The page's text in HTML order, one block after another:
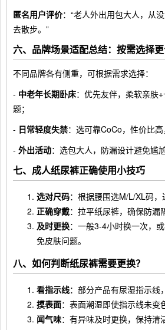
匿名用户评价：“老人外出用包大人，从
去散步。”
六、品牌场景适配总结：按需选择
不同品牌各有侧重，可根据需求选择：
- 中老年长期卧床：优先友伴，柔软亲肤
题；
- 日常轻度失禁：选可靠CoCo，性价比高
- 外出活动：选包大人，防漏设计避免尴尬
七、成人纸尿裤正确使用小技巧
选对尺码：根据腰围选M/L/XL码，
正确穿戴：拉平纸尿裤，确保防漏
及时更换：一般3-4小时换一次，
免皮肤问题。
八、如何判断纸尿裤需要更换？
看指示线：部分产品有尿湿指示线
摸表面：表面潮湿即使指示线未变
闻气味：有异味及时更换，保持清